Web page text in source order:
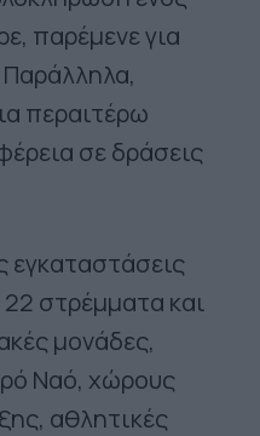
παρέμενε για
περαιτέρω
σε δράσεις
εγκαταστάσεις
22 στρέμματα και
μονάδες,
Ναό, χώρους
αθλητικές